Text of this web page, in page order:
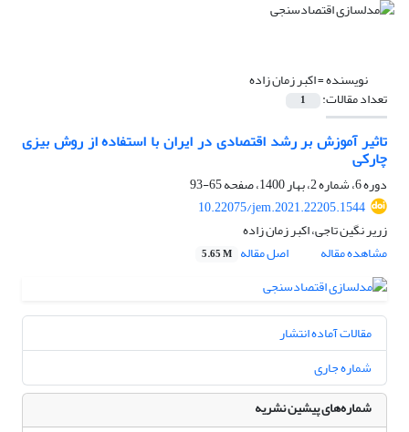
نویسنده =اکبر زمان زاده
تعداد مقالات: 1
تاثیر آموزش بر رشد اقتصادی در ایران با استفاده از روش بیزی
چارکی
دوره 6، شماره 2، بهار 1400، صفحه
65-93
10.22075/jem.2021.22205.1544
زریر نگین تاجی، اکبر زمان زاده
مشاهده مقاله
اصل مقاله 5.65 M
مقالات آماده انتشار
شماره جاری
شماره‌های پیشین نشریه